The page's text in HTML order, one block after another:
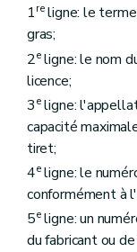
1religne: le
gras;
2eligne: le nom
licence;
3eligne:
capacité
tiret;
4eligne: le
conformément à
5eligne: un
du fabricant ou